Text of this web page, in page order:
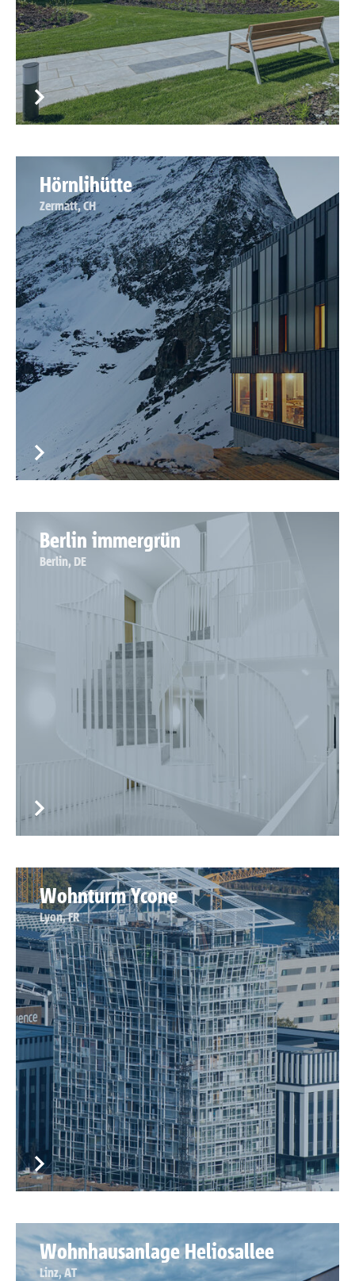
Hörnlihütte
Zermatt, CH
Berlin immergrün
Berlin, DE
Wohnturm Ycone
Lyon, FR
Wohnhausanlage Heliosallee
Linz, AT